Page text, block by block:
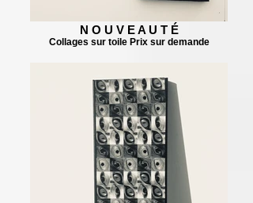
N O U V E A U T É
Collages sur toile Prix sur demande